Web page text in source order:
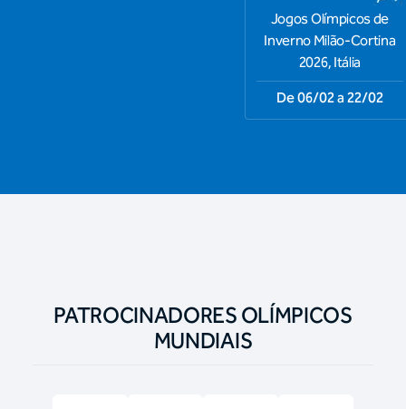
Jogos Olímpicos de
Inverno Milão-Cortina
2026, Itália
De 06/02 a 22/02
PATROCINADORES OLÍMPICOS
MUNDIAIS